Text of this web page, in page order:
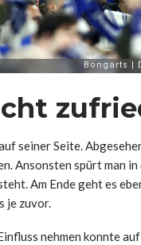
seiner Seite.
Ansonsten spürt man
Am Ende geht es
je zuvor.
nehmen konnte